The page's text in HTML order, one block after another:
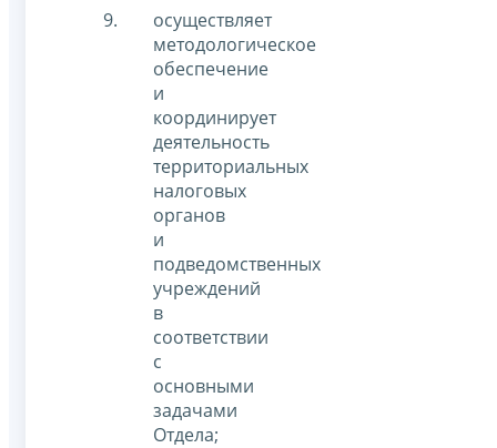
осуществляет
методологическое
обеспечение
и
координирует
деятельность
территориальных
налоговых
органов
и
подведомственных
учреждений
в
соответствии
с
основными
задачами
Отдела;